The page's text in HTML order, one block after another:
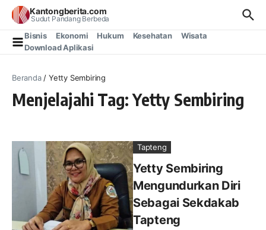
Lewati ke konten
Kantongberita.com
Sudut Pandang Berbeda
Bisnis Ekonomi Hukum Kesehatan
Wisata
Download Aplikasi
Beranda/Yetty Sembiring
Menjelajahi Tag: Yetty Sembiring
Tapteng
Yetty Sembiring
Mengundurkan Diri
Sebagai Sekdakab
Tapteng